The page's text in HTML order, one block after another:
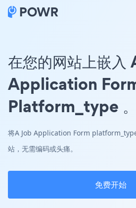
在您的网站上嵌
Application
Platform_type 。
将A Job Application Form
站，无需编码或头痛。
免费开始